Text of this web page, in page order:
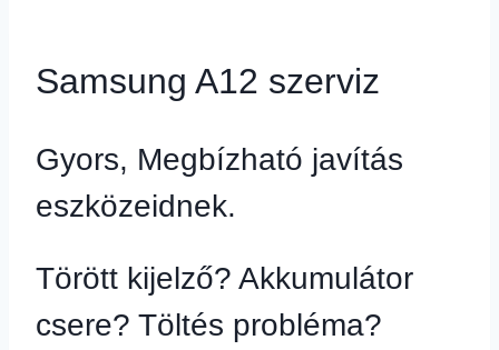
Samsung A12 szerviz
Gyors, Megbízható javítás
eszközeidnek.
Törött kijelző? Akkumulátor
csere? Töltés probléma?